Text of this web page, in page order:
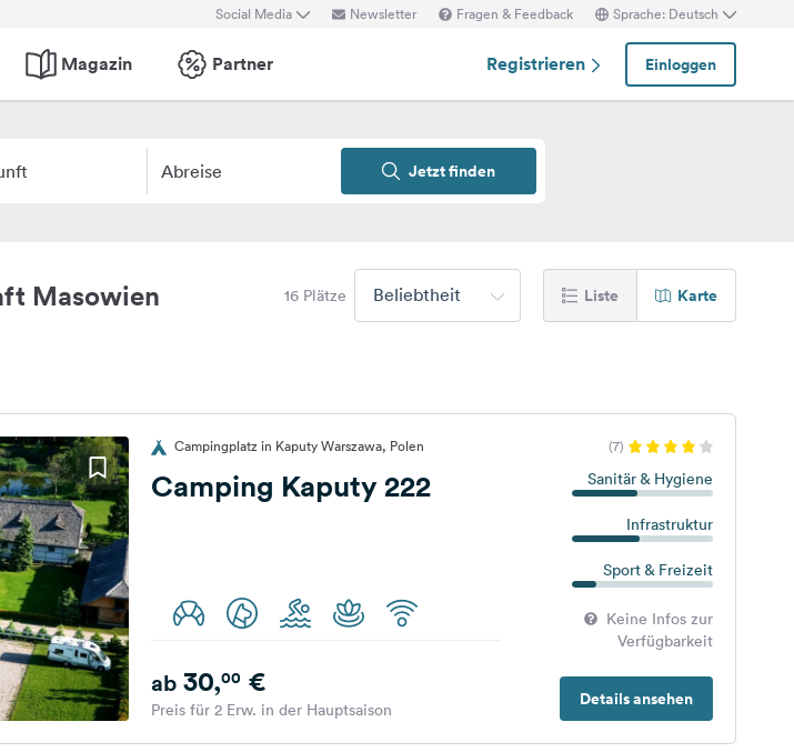
Social Media Newsletter Fragen & Feedback Sprache: Deutsch
Magazin Partner Registrieren Einloggen
Abreise Jetzt finden
Masowien 16 Plätze Beliebtheit Liste Karte
Campingplatz in Kaputy Warszawa, Polen (7)
Camping Kaputy 222 Sanitär & Hygiene
Infrastruktur
Sport & Freizeit
Keine Infos zur
Verfügbarkeit
Details ansehen
ab30,00€
Preis für 2 Erw. in der Hauptsaison